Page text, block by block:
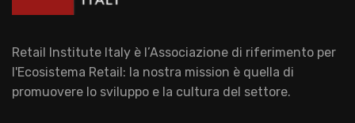
Retail Institute Italy è l’Associazione di riferimento per
l'Ecosistema Retail: la nostra mission è quella di
promuovere lo sviluppo e la cultura del settore.